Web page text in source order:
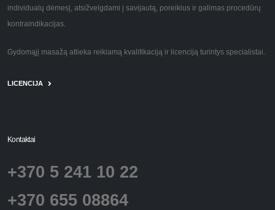
individualų dėmesį, atsižvelgdami į savijautą, poreikius ir galimas procedūrų
kontraindikacijas.
Gydomąjį masažą atlieka reikiamą kvalifikaciją ir licenciją turintys specialistai.
LICENCIJA
Kontaktai
+370 5 241 10 22
+370 655 08864